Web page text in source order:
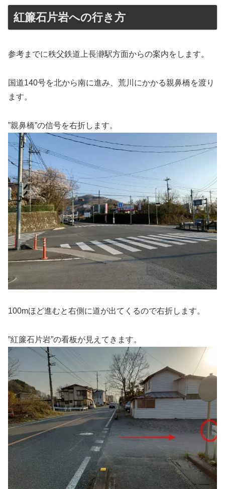
紅簾石片岩への行き方
参考までに秩父鉄道上長瀞駅方面からの案内をします。
国道140号を北から南に進み、荒川にかかる親鼻橋を渡り
ます。
”親鼻橋”の信号を右折します。
100mほど進むと右側に道が出てくるので右折します。
”紅簾石片岩”の看板が見えてきます。